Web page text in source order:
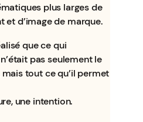
plus larges de
et d’image de marque.
que ce qui
pas seulement le
tout ce qu’il permet
une intention.